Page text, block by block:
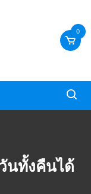
0
นทั้งคืนได้